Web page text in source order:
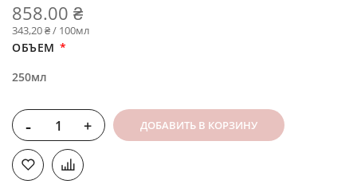
858.00 ₴
343,20 ₴ / 100мл
ОБЪЕМ
250мл
- + ДОБАВИТЬ В КОРЗИНУ